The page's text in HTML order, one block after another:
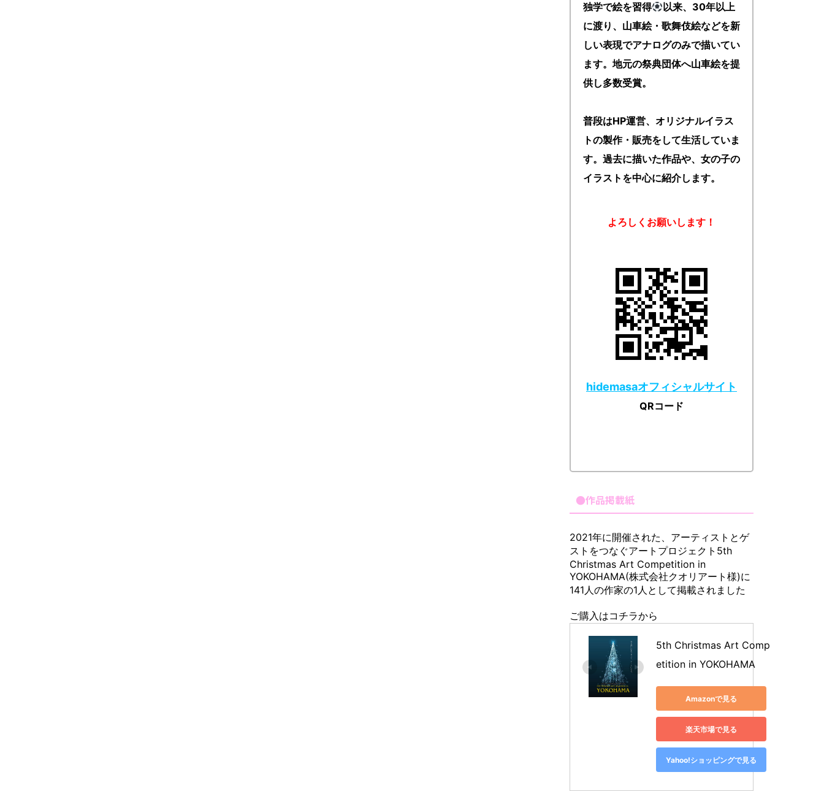
独学で絵を習得
以来、30年以上
に渡り、山車絵・歌舞伎絵などを新
しい表現でアナログのみで描いてい
ます。地元の祭典団体へ山車絵を提
供し多数受賞。
普段はHP運営、オリジナルイラス
トの製作・販売をして生活していま
す。過去に描いた作品や、女の子の
イラストを中心に紹介します。
よろしくお願いします！
hidemasaオフィシャルサイト
QRコード
●作品掲載紙
2021年に開催された、アーティストとゲ
ストをつなぐアートプロジェクト5th
Christmas Art Competition in
YOKOHAMA(株式会社クオリアート様)に
141人の作家の1人として掲載されました
ご購入はコチラから
5th Christmas Art Comp
etition in YOKOHAMA
Amazonで見る
楽天市場で見る
Yahoo!ショッピングで見る